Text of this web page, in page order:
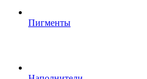
Пигменты